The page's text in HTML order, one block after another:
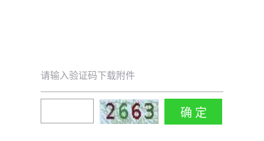
请输入验证码下载附件